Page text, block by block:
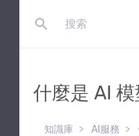
search
什麼是 AI 模
知識庫 AI服務